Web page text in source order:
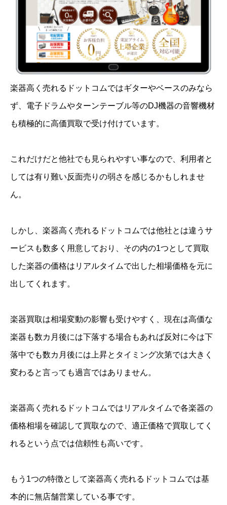
楽器高く売れるドットコムではギターやベースのみなら
ず、電子ドラムやターンテーブル等のDJ機器の音響機材
も積極的に高価買取で受け付けています。
これだけだと他社でも見られやすい事なので、利用者と
しては有り難い反面売りの弱さを感じるかもしれませ
ん。
しかし、楽器高く売れるドットコムでは他社とは違うサ
ービスも数多く用意しており、その内の1つとして買取
した楽器の価格はリアルタイムで出した相場価格を元に
出してくれます。
楽器買取は相場変動の影響も受けやすく、現在は高価な
楽器も数カ月後には下落する場合もあれば反対に今は下
落中でも数カ月後には上昇とタイミング次第では大きく
変わると言っても過言ではありません。
楽器高く売れるドットコムではリアルタイムで各楽器の
価格相場を確認して買取なので、適正価格で買取してく
れるという点では信頼性も高いです。
もう1つの特徴として楽器高く売れるドットコムでは基
本的に無店舗営業している事です。